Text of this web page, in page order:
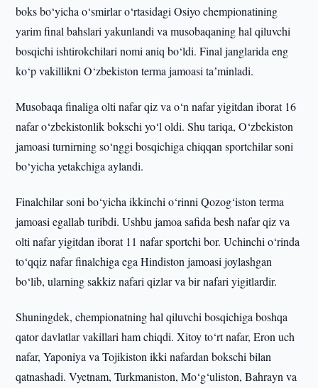
boks bo‘yicha o‘smirlar o‘rtasidagi Osiyo chempionatining
yarim final bahslari yakunlandi va musobaqaning hal qiluvchi
bosqichi ishtirokchilari nomi aniq bo‘ldi. Final janglarida eng
ko‘p vakillikni O‘zbekiston terma jamoasi taʼminladi.
Musobaqa finaliga olti nafar qiz va o‘n nafar yigitdan iborat 16
nafar o‘zbekistonlik bokschi yo‘l oldi. Shu tariqa, O‘zbekiston
jamoasi turnirning so‘nggi bosqichiga chiqqan sportchilar soni
bo‘yicha yetakchiga aylandi.
Finalchilar soni bo‘yicha ikkinchi o‘rinni Qozog‘iston terma
jamoasi egallab turibdi. Ushbu jamoa safida besh nafar qiz va
olti nafar yigitdan iborat 11 nafar sportchi bor. Uchinchi o‘rinda
to‘qqiz nafar finalchiga ega Hindiston jamoasi joylashgan
bo‘lib, ularning sakkiz nafari qizlar va bir nafari yigitlardir.
Shuningdek, chempionatning hal qiluvchi bosqichiga boshqa
qator davlatlar vakillari ham chiqdi. Xitoy to‘rt nafar, Eron uch
nafar, Yaponiya va Tojikiston ikki nafardan bokschi bilan
qatnashadi. Vyetnam, Turkmaniston, Mo‘g‘uliston, Bahrayn va